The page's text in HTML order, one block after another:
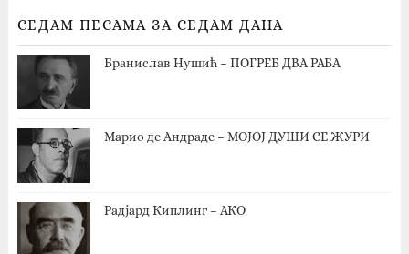
СЕДАМ ПЕСАМА ЗА СЕДАМ ДАНА
Бранислав Нушић – ПОГРЕБ ДВА РАБА
Марио де Андраде – МОЈОЈ ДУШИ СЕ ЖУРИ
Радјард Киплинг – АКО